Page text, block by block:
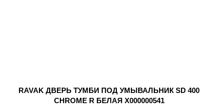
RAVAK ДВЕРЬ ТУМБИ ПОД УМЫВАЛЬНИК SD 400
CHROME R БЕЛАЯ X000000541